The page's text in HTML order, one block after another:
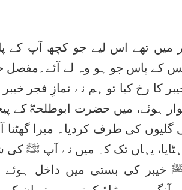
تھے اس لیے جو کچھ آپ کے
جس کے پاس جو ہو وہ لے
رخ کیا تو ہم نے نمازِ فجر خیبر
ہوئے، میں حضرت ابوطلحہؓ کے
گلیوں کی طرف کردیا۔ میرا
یہاں تک کہ میں نے آپ ﷺ کی
کی بستی میں داخل ہوئے